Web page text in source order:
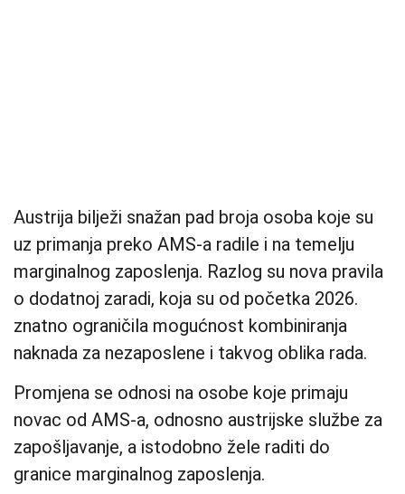
Austrija bilježi snažan pad broja osoba koje su
uz primanja preko AMS-a radile i na temelju
marginalnog zaposlenja. Razlog su nova pravila
o dodatnoj zaradi, koja su od početka 2026.
znatno ograničila mogućnost kombiniranja
naknada za nezaposlene i takvog oblika rada.
Promjena se odnosi na osobe koje primaju
novac od AMS-a, odnosno austrijske službe za
zapošljavanje, a istodobno žele raditi do
granice marginalnog zaposlenja.